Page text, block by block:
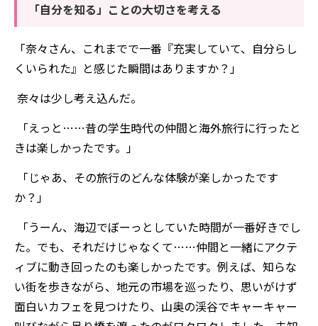
「自分を知る」ことの大切さを考える
「奈々さん、これまでで一番『充実していて、自分らし
くいられた』と感じた瞬間はありますか？」
奈々は少し考え込んだ。
「えっと……昔の学生時代の仲間と海外旅行に行ったと
きは楽しかったです。」
「じゃあ、その旅行のどんな体験が楽しかったです
か？」
「うーん、海辺でぼーっとしていた時間が一番好きでし
た。でも、それだけじゃなくて……仲間と一緒にアクテ
ィブに動き回ったのも楽しかったです。例えば、知らな
い街を歩きながら、地元の市場を巡ったり、思いがけず
面白いカフェを見つけたり、山奥の渓谷でキャーキャー